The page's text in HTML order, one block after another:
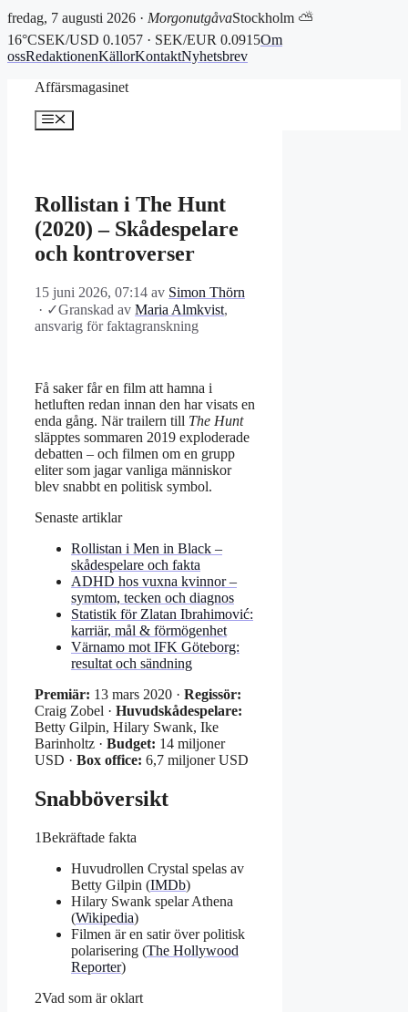
fredag, 7 augusti 2026 · MorgonutgåvaStockholm ⛅
16°CSEK/USD 0.1057 · SEK/EUR 0.0915Om
ossRedaktionenKällorKontaktNyhetsbrev
Affärsmagasinet
Meny
Rollistan i The Hunt
(2020) – Skådespelare
och kontroverser
15 juni 2026, 07:14 av Simon Thörn
· ✓Granskad av Maria Almkvist,
ansvarig för faktagranskning
Få saker får en film att hamna i
hetluften redan innan den har visats en
enda gång. När trailern till The Hunt
släpptes sommaren 2019 exploderade
debatten – och filmen om en grupp
eliter som jagar vanliga människor
blev snabbt en politisk symbol.
Senaste artiklar
Rollistan i Men in Black –
skådespelare och fakta
ADHD hos vuxna kvinnor –
symtom, tecken och diagnos
Statistik för Zlatan Ibrahimović:
karriär, mål & förmögenhet
Värnamo mot IFK Göteborg:
resultat och sändning
Premiär: 13 mars 2020 · Regissör:
Craig Zobel · Huvudskådespelare:
Betty Gilpin, Hilary Swank, Ike
Barinholtz · Budget: 14 miljoner
USD · Box office: 6,7 miljoner USD
Snabböversikt
1Bekräftade fakta
Huvudrollen Crystal spelas av
Betty Gilpin (IMDb)
Hilary Swank spelar Athena
(Wikipedia)
Filmen är en satir över politisk
polarisering (The Hollywood
Reporter)
2Vad som är oklart